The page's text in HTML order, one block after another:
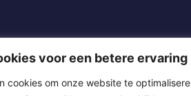
voor een betere ervaring
cookies om onze website te